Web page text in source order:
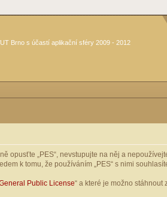
Brno s účastí aplikační sféry 2009 - 2012
„PES“, nevstupujte na něj a
k tomu, že používáním „PES“ s nimi
Public License“ a které je možno stáhnout